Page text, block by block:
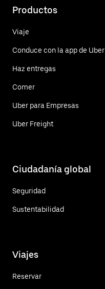
Productos
Viaje
Conduce con la app de Uber
Haz entregas
Comer
Uber para Empresas
Uber Freight
Ciudadanía global
Seguridad
Sustentabilidad
Viajes
Reservar